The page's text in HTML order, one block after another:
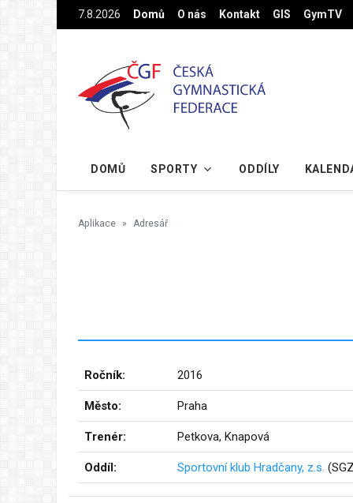
Na hlavní obsah7.8.2026 Domů O nás Kontakt GIS GymTV
DOMŮ SPORTY ODDÍLY
Aplikace Adresář
Ročník: 2016
Město: Praha
Trenér: Petkova, Knapová
Oddíl: Sportovní klub Hradčany, z.s.